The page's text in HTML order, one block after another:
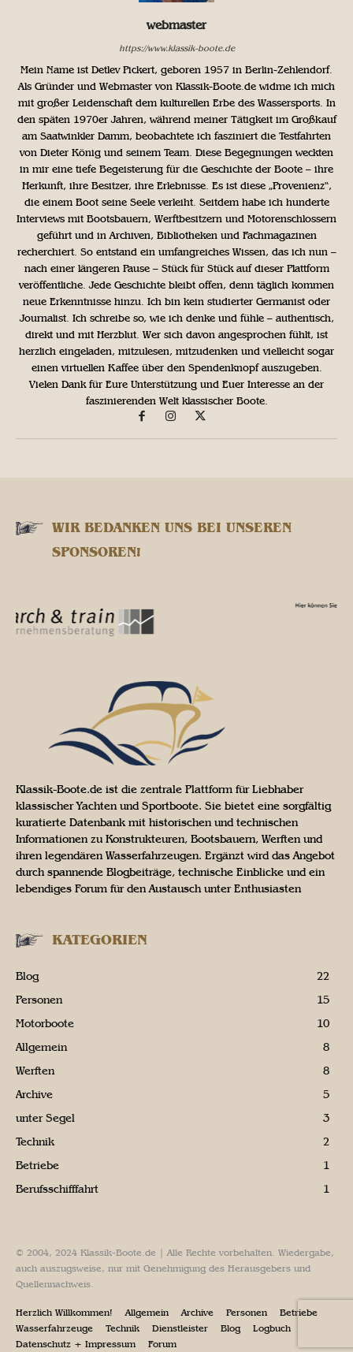
webmaster
https://www.klassik-boote.de
Mein Name ist Detlev Pickert, geboren 1957 in Berlin-Zehlendorf.
Als Gründer und Webmaster von Klassik-Boote.de widme ich mich
mit großer Leidenschaft dem kulturellen Erbe des Wassersports. In
den späten 1970er Jahren, während meiner Tätigkeit im Großkauf
am Saatwinkler Damm, beobachtete ich fasziniert die Testfahrten
von Dieter König und seinem Team. Diese Begegnungen weckten
in mir eine tiefe Begeisterung für die Geschichte der Boote – ihre
Herkunft, ihre Besitzer, ihre Erlebnisse. Es ist diese „Provenienz“,
die einem Boot seine Seele verleiht. Seitdem habe ich hunderte
Interviews mit Bootsbauern, Werftbesitzern und Motorenschlossern
geführt und in Archiven, Bibliotheken und Fachmagazinen
recherchiert. So entstand ein umfangreiches Wissen, das ich nun –
nach einer längeren Pause – Stück für Stück auf dieser Plattform
veröffentliche. Jede Geschichte bleibt offen, denn täglich kommen
neue Erkenntnisse hinzu. Ich bin kein studierter Germanist oder
Journalist. Ich schreibe so, wie ich denke und fühle – authentisch,
direkt und mit Herzblut. Wer sich davon angesprochen fühlt, ist
herzlich eingeladen, mitzulesen, mitzudenken und vielleicht sogar
einen virtuellen Kaffee über den Spendenknopf auszugeben.
Vielen Dank für Eure Unterstützung und Euer Interesse an der
faszinierenden Welt klassischer Boote.
WIR BEDANKEN UNS BEI UNSEREN
SPONSOREN!
Klassik-Boote.de ist die zentrale Plattform für Liebhaber
klassischer Yachten und Sportboote. Sie bietet eine sorgfältig
kuratierte Datenbank mit historischen und technischen
Informationen zu Konstrukteuren, Bootsbauern, Werften und
ihren legendären Wasserfahrzeugen. Ergänzt wird das Angebot
durch spannende Blogbeiträge, technische Einblicke und ein
lebendiges Forum für den Austausch unter Enthusiasten
KATEGORIEN
Blog
22
Personen
15
Motorboote
10
Allgemein
8
Werften
8
Archive
5
unter Segel
3
Technik
2
Betriebe
1
Berufsschifffahrt
1
© 2004, 2024 Klassik-Boote.de | Alle Rechte vorbehalten. Wiedergabe,
auch auszugsweise, nur mit Genehmigung des Herausgebers und
Quellennachweis.
Herzlich Willkommen! Allgemein Archive Personen
Betriebe
Wasserfahrzeuge
Technik Dienstleister Blog
Logbuch
Datenschutz + Impressum
Forum